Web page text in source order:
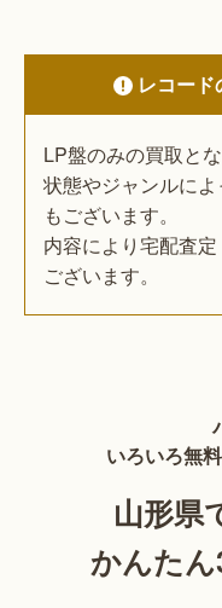
レコー
LP盤のみの買取とな
状態やジャンルに
もございます。
内容により宅配査
ございます。
いろいろ無
山形県
かんた